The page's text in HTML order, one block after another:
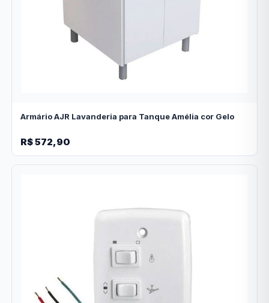
Armário AJR Lavanderia para Tanque Amélia cor Gelo
R$ 572,90